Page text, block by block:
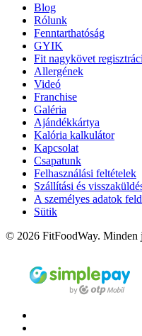
Blog
Rólunk
Fenntarthatóság
GYIK
Fit nagykövet
Allergének
Videó
Franchise
Galéria
Ajándékkártya
Kalória kalkulátor
Kapcsolat
Csapatunk
Felhasználási feltételek
Szállítási és
A személyes adatok
Sütik
© 2026 FitFoodWay. Minden